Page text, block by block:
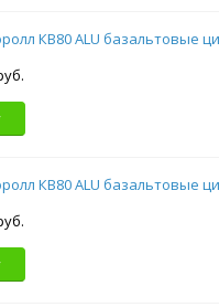
КВ80 ALU базальтовые
КВ80 ALU базальтовые